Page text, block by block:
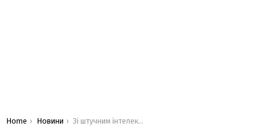
You are here:
Home Новини Зі штучним інтелектом та великою батареєю: електромобіль Volkswagen ID.7 Tourer показали офіційно